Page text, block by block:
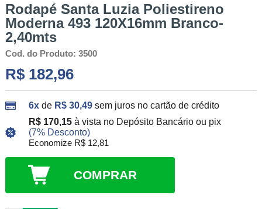
Rodapé Santa Luzia Poliestireno
Moderna 493 120X16mm Branco-
2,40mts
Cod. do Produto: 3500
R$ 182,96
6xde R$ 30,49 sem juros no cartão de crédito
R$ 170,15 à vista no Depósito Bancário ou pix
(7% Desconto)
Economize R$ 12,81
COMPRAR